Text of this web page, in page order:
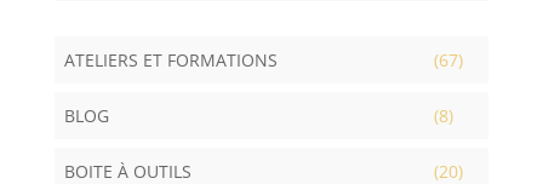
ATELIERS ET FORMATIONS (67)
BLOG (8)
BOITE À OUTILS (20)